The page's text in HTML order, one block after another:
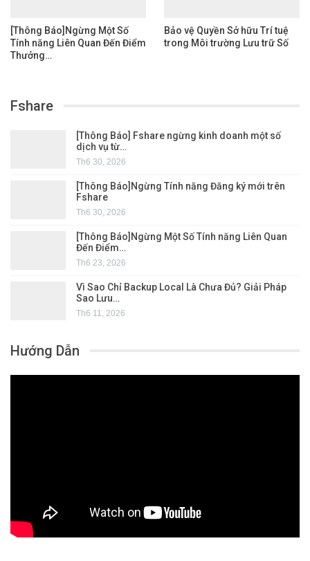
[Thông Báo]Ngừng Một Số
Tính năng Liên Quan Đến Điểm
Thưởng…
Bảo vệ Quyền Sở hữu Trí tuệ
trong Môi trường Lưu trữ Số
Fshare
[Thông Báo] Fshare ngừng kinh doanh một số
dịch vụ từ…
Th6 30, 2026
[Thông Báo]Ngừng Tính năng Đăng ký mới trên
Fshare
Th6 30, 2026
[Thông Báo]Ngừng Một Số Tính năng Liên Quan
Đến Điểm…
Th6 23, 2026
Vì Sao Chỉ Backup Local Là Chưa Đủ? Giải Pháp
Sao Lưu…
Th6 11, 2026
Hướng Dẫn